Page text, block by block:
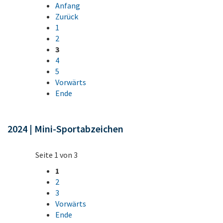
Anfang
Zurück
1
2
3
4
5
Vorwärts
Ende
2024 | Mini-Sportabzeichen
Seite 1 von 3
1
2
3
Vorwärts
Ende